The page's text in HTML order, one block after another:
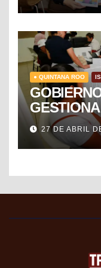
● QUINTANA ROO
DE27 DE ABRIL